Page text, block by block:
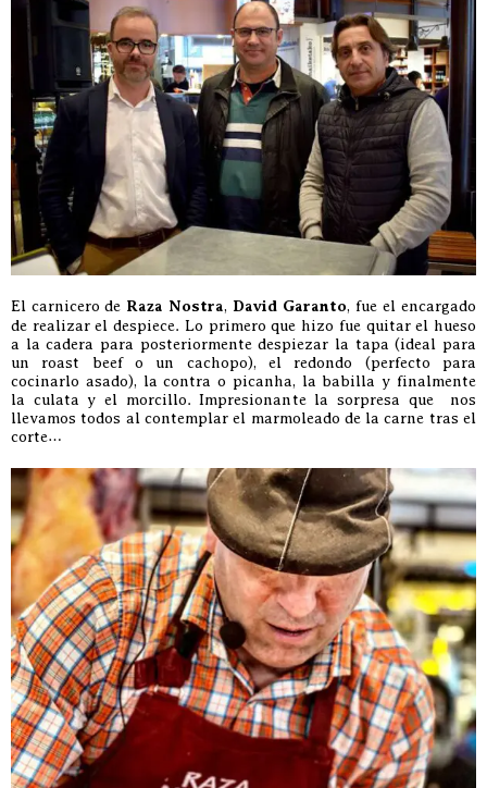
El carnicero de Raza Nostra, David Garanto, fue el encargado
de realizar el despiece. Lo primero que hizo fue quitar el hueso
a la cadera para posteriormente despiezar la tapa (ideal para
un roast beef o un cachopo), el redondo (perfecto para
cocinarlo asado), la contra o picanha, la babilla y finalmente
la culata y el morcillo. Impresionante la sorpresa que nos
llevamos todos al contemplar el marmoleado de la carne tras el
corte…